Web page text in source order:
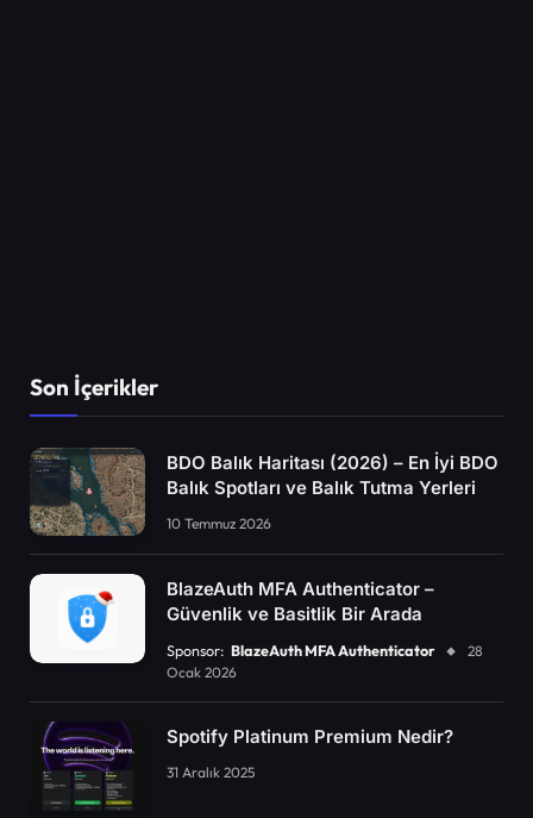
Son İçerikler
BDO Balık Haritası (2026) – En İyi BDO
Balık Spotları ve Balık Tutma Yerleri
10 Temmuz 2026
BlazeAuth MFA Authenticator –
Güvenlik ve Basitlik Bir Arada
Sponsor: BlazeAuth MFA Authenticator
28
Ocak 2026
Spotify Platinum Premium Nedir?
31 Aralık 2025